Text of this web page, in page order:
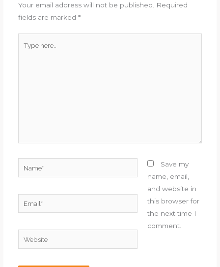
Your email address will not be published.
Required
fields are marked *
here..
Email*
Website
Save my
name, email,
and website in
this browser for
the next time I
comment.